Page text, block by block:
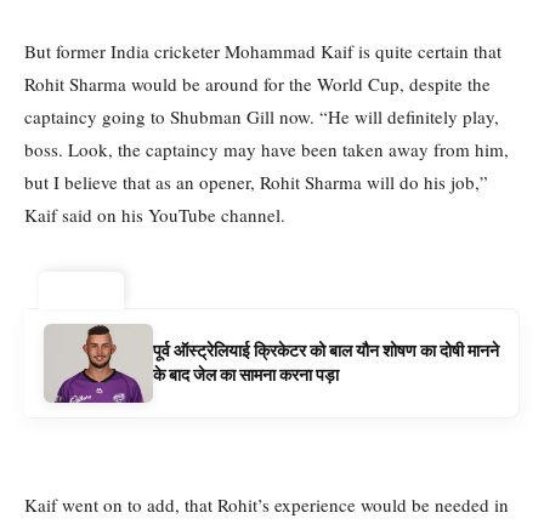
But former India cricketer Mohammad Kaif is quite certain that
Rohit Sharma would be around for the World Cup, despite the
captaincy going to Shubman Gill now. “He will definitely play,
boss. Look, the captaincy may have been taken away from him,
but I believe that as an opener, Rohit Sharma will do his job,”
Kaif said on his YouTube channel.
पूर्व ऑस्ट्रेलियाई क्रिकेटर को बाल यौन शोषण का दोषी मानने
के बाद जेल का सामना करना पड़ा
Kaif went on to add, that Rohit’s experience would be needed in